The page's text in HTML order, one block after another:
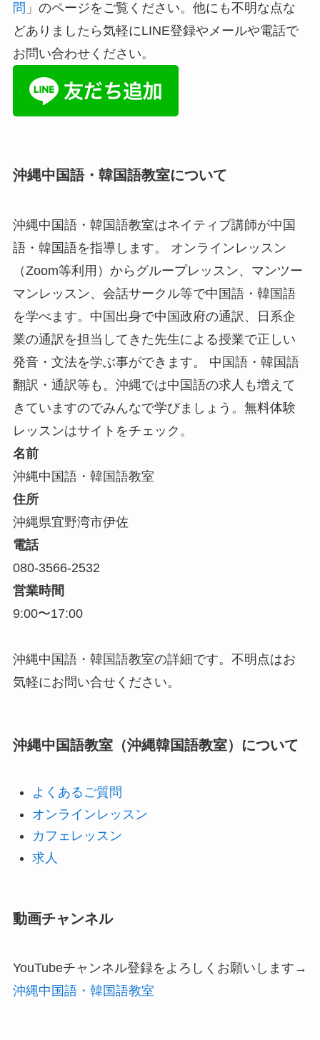
問 」のページをご覧ください。他にも不明な点な
どありましたら気軽にLINE登録やメールや電話で
お問い合わせください。
沖縄中国語・韓国語教室について
沖縄中国語・韓国語教室はネイティブ講師が中国
語・韓国語を指導します。 オンラインレッスン
（Zoom等利用）からグループレッスン、マンツー
マンレッスン、会話サークル等で中国語・韓国語
を学べます。中国出身で中国政府の通訳、日系企
業の通訳を担当してきた先生による授業で正しい
発音・文法を学ぶ事ができます。 中国語・韓国語
翻訳・通訳等も。沖縄では中国語の求人も増えて
きていますのでみんなで学びましょう。無料体験
レッスンはサイトをチェック。
名前
沖縄中国語・韓国語教室
住所
沖縄県宜野湾市伊佐
電話
080-3566-2532
営業時間
9:00〜17:00
沖縄中国語・韓国語教室の詳細です。不明点はお
気軽にお問い合せください。
沖縄中国語教室（沖縄韓国語教室）について
よくあるご質問
オンラインレッスン
カフェレッスン
求人
動画チャンネル
YouTubeチャンネル登録をよろしくお願いします→
沖縄中国語・韓国語教室